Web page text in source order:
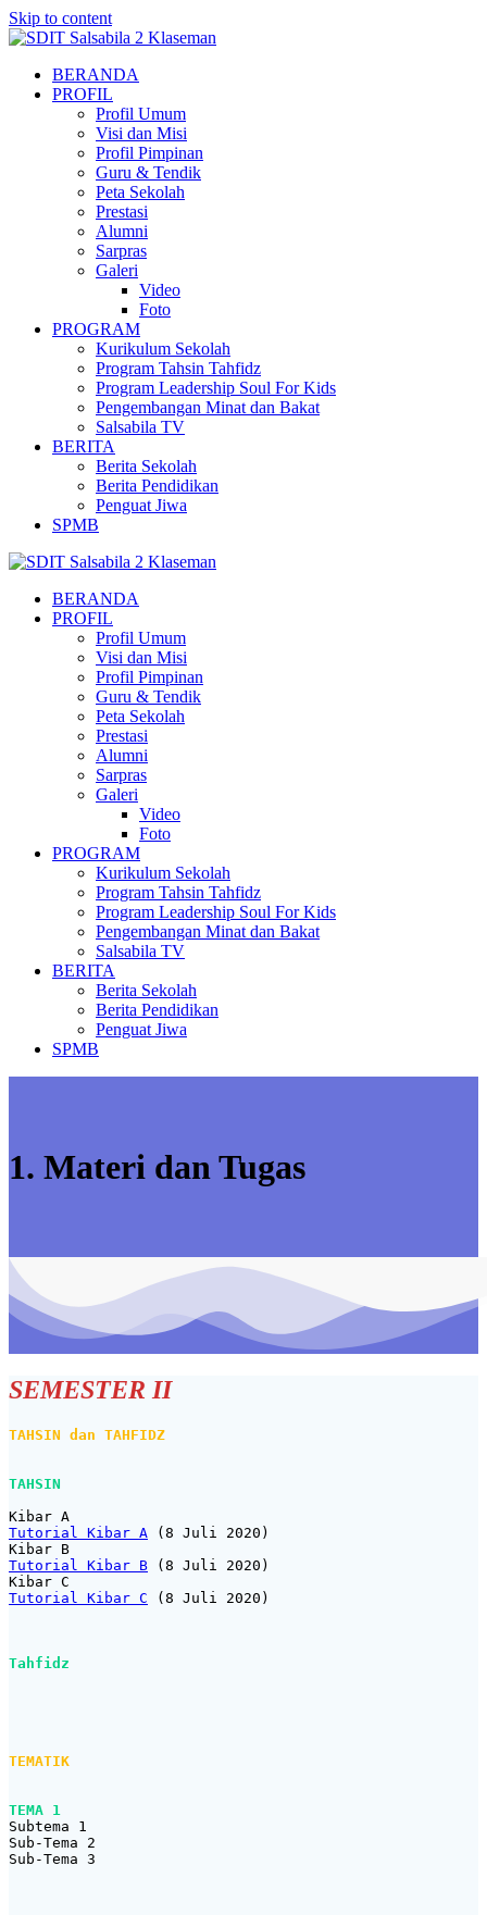
Skip to content
BERANDA
PROFIL
Profil Umum
Visi dan Misi
Profil Pimpinan
Guru & Tendik
Peta Sekolah
Prestasi
Alumni
Sarpras
Galeri
Video
Foto
PROGRAM
Kurikulum Sekolah
Program Tahsin Tahfidz
Program Leadership Soul For Kids
Pengembangan Minat dan Bakat
Salsabila TV
BERITA
Berita Sekolah
Berita Pendidikan
Penguat Jiwa
SPMB
BERANDA
PROFIL
Profil Umum
Visi dan Misi
Profil Pimpinan
Guru & Tendik
Peta Sekolah
Prestasi
Alumni
Sarpras
Galeri
Video
Foto
PROGRAM
Kurikulum Sekolah
Program Tahsin Tahfidz
Program Leadership Soul For Kids
Pengembangan Minat dan Bakat
Salsabila TV
BERITA
Berita Sekolah
Berita Pendidikan
Penguat Jiwa
SPMB
1. Materi dan Tugas
SEMESTER II
TAHSIN dan TAHFIDZ
TAHSIN
Tutorial Kibar A (8 Juli 2020)
Tutorial Kibar B (8 Juli 2020)
Tutorial Kibar C (8 Juli 2020)
Tahfidz
TEMATIK
TEMA 1
Subtema 1
Sub-Tema 2
Sub-Tema 3